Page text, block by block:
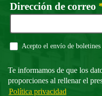
Dirección de correo
Acepto el envío de boletines
Te informamos de que los
proporciones al rellenar el
Política privacidad